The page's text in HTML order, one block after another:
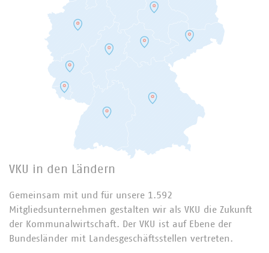
VKU in den Ländern
Gemeinsam mit und für unsere 1.592
Mitgliedsunternehmen gestalten wir als VKU die Zukunft
der Kommunalwirtschaft. Der VKU ist auf Ebene der
Bundesländer mit Landesgeschäftsstellen vertreten.